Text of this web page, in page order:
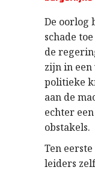
De oorlog
schade
de
zijn in een
politieke
aan de
echter
obstakels.
Ten
leiders